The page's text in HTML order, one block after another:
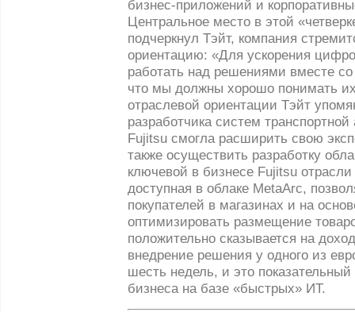
бизнес-приложений и
Центральное место в этой
подчеркнул Тэйт, компания
ориентацию: «Для ускорения
работать над решениями вместе
что мы должны хорошо понимать
отраслевой ориентации Тэйт
разработчика систем
Fujitsu смогла расширить свою
также осуществить разработку
ключевой в бизнесе Fujitsu
доступная в облаке MetaArc,
покупателей в магазинах и на
оптимизировать размещение
положительно сказывается на
внедрение решения у одного из
шесть недель, и это
бизнеса на базе «быстрых» ИТ.